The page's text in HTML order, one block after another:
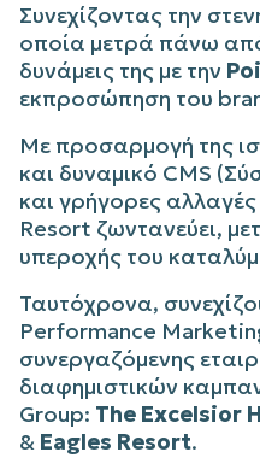
Συνεχίζοντας την
οποία μετρά πάνω
δυνάμεις της με την
εκπροσώπηση του
Με προσαρμογή της
και δυναμικό CMS
και γρήγορες
Resort ζωντανεύει,
υπεροχής του
Ταυτόχρονα,
Performance
συνεργαζόμενης
διαφημιστικών
Group: The Excelsior
&Eagles Resort.